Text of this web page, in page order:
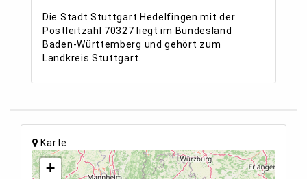
Die Stadt Stuttgart Hedelfingen mit der
Postleitzahl 70327 liegt im Bundesland
Baden-Württemberg und gehört zum
Landkreis Stuttgart.
Karte
+